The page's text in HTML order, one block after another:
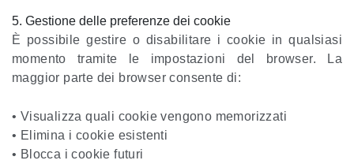
5. Gestione delle preferenze dei cookie
È possibile gestire o disabilitare i cookie in qualsiasi
momento tramite le impostazioni del browser. La
maggior parte dei browser consente di:
• Visualizza quali cookie vengono memorizzati
• Elimina i cookie esistenti
• Blocca i cookie futuri